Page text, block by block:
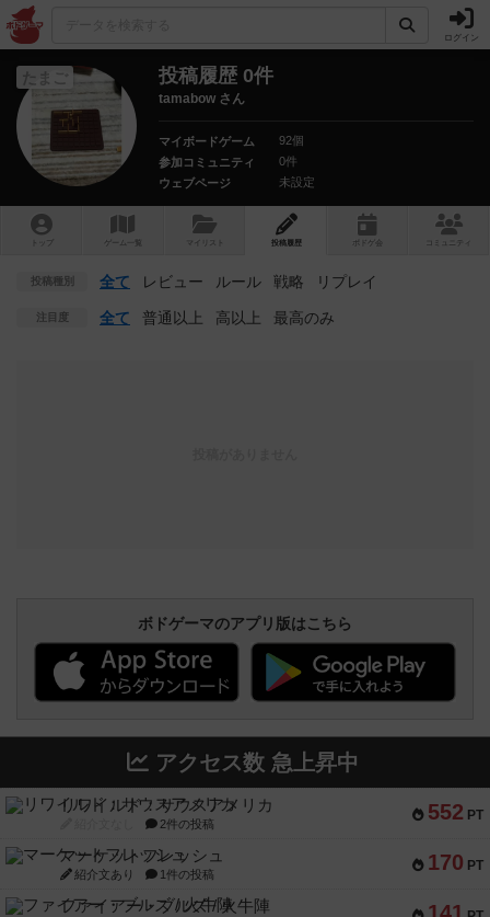
ログイン
たまご 投稿履歴 0件
tamabow さん
マイボードゲーム
92個
参加コミュニティ
0件
ウェブページ
未設定
トップ ゲーム一覧 マイリスト 投稿履歴 ボ ドゲ コミュニティ
投稿種別 全て レビュー ルール 戦略 リプレイ
注目度 全て 普通以上 高以上 最高のみ
ボドゲーマのアプリ版はこちら
アクセス数 急上昇中
552 PT
リワイルド：サウスアメリカ
2件の投稿
170 PT
マーケットフレッシュ
紹介文あり 1件の投稿
ファイアー・ブルズ / 火牛陣